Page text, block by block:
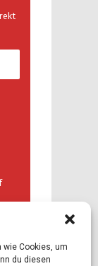
wie Cookies, um
du diesen